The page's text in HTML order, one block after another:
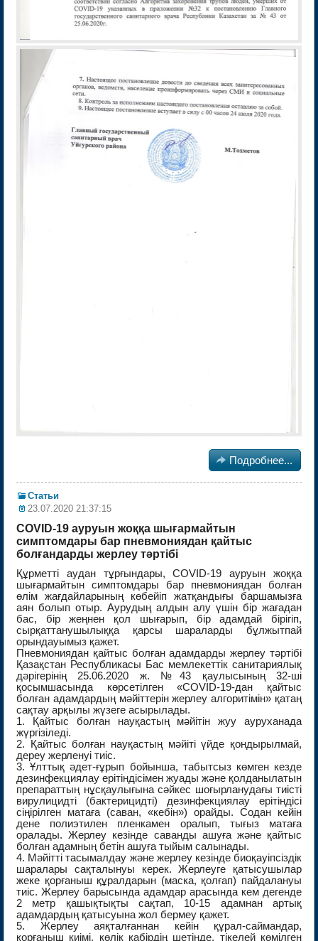
 Подробнее...
Статьи
23.07.2020 21:37:15
COVID-19 ауруын жоққа шығармайтын
симптомдары бар пневмониядан қайтыс
болғандарды жерлеу тәртібі
Құрметті аудан тұрғындары, COVID-19 ауруын жоққа
шығармайтын симптомдары бар пневмониядан болған
өлім жағдайларының көбейіп жатқандығы баршамызға
аян болып отыр. Аурудың алдын алу үшін бір жағадан
бас, бір жеңнен қол шығарып, бір адамдай бірігіп,
сырқаттанушылыққа қарсы шараларды бұлжытпай
орындауымыз қажет.
Пневмониядан қайтыс болған адамдарды жерлеу тәртібі
Қазақстан Республикасы Бас мемлекеттік санитариялық
дәрігерінің 25.06.2020 ж. №43 қаулысының 32-ші
қосымшасында көрсетілген «COVID-19-дан қайтыс
болған адамдардың мәйіттерін жерлеу алгоритімін» қатаң
сақтау арқылы жүзеге асырылады.
1. Қайтыс болған науқастың мәйітін жуу ауруханада
жүргізіледі.
2. Қайтыс болған науқастың мәйіті үйде қондырылмай,
дереу жерленуі тиіс.
3. Ұлттық әдет-ғұрып бойынша, табытсыз көмген кезде
дезинфекциялау ерітіндісімен жуады және қолданылатын
препараттың нұсқаулығына сәйкес шоғырланудағы тиісті
вирулицидті (бактерицидті) дезинфекциялау ерітіндісі
сіңірілген матаға (саван, «кебін») орайды. Содан кейін
дене полиэтилен пленкамен оралып, тығыз матаға
оралады. Жерлеу кезінде саванды ашуға және қайтыс
болған адамның бетін ашуға тыйым салынады.
4. Мәйітті тасымалдау және жерлеу кезінде биоқауіпсіздік
шаралары сақталынуы керек. Жерлеуге қатысушылар
жеке қорғаныш құралдарын (маска, қолғап) пайдалануы
тиіс. Жерлеу барысында адамдар арасында кем дегенде
2 метр қашықтықты сақтап, 10-15 адамнан артық
адамдардың қатысуына жол бермеу қажет.
5. Жерлеу аяқталғаннан кейін құрал-саймандар,
қорғаныш киімі, көлік қабірдің шетінде, тікелей көмілген